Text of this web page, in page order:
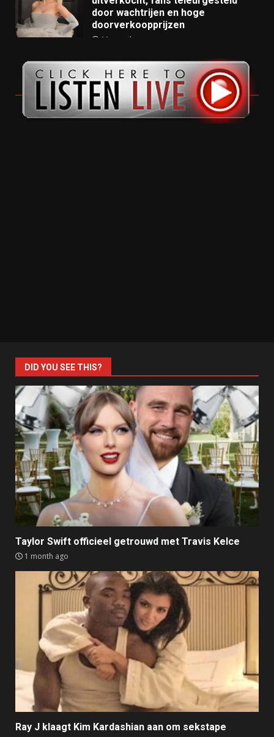
door wachtrijen en hoge
doorverkoopprijzen
11 months ago
DID YOU SEE THIS?
Taylor Swift officieel getrouwd met Travis Kelce
1 month ago
Ray J klaagt Kim Kardashian aan om sekstape